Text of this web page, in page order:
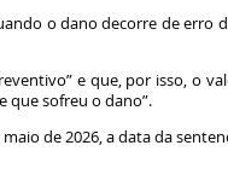
o dano decorre de erro
e que, por isso, o
que sofreu o dano”.
de 2026, a data da